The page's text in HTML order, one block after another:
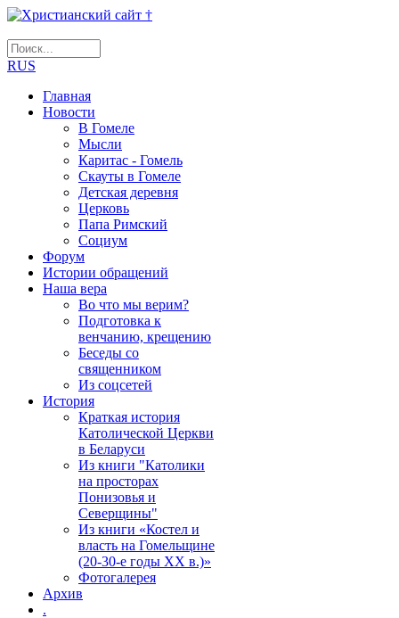
RUS
Главная
Новости
В Гомеле
Мысли
Каритас - Гомель
Скауты в Гомеле
Детская деревня
Церковь
Папа Римский
Социум
Форум
Истории обращений
Наша вера
Во что мы верим?
Подготовка к
венчанию, крещению
Беседы со
священником
Из соцсетей
История
Краткая история
Католической Церкви
в Беларуси
Из книги "Католики
на просторах
Понизовья и
Северщины"
Из книги «Костел и
власть на Гомельщине
(20-30-е годы ХХ в.)»
Фотогалерея
Архив
.